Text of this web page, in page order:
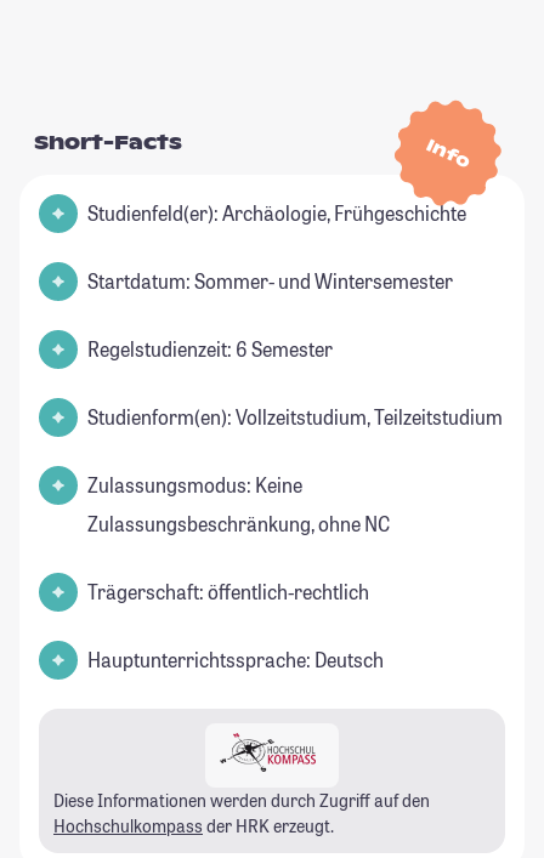
Info
Short-Facts
Studienfeld(er): Archäologie, Frühgeschichte
Startdatum: Sommer- und Wintersemester
Regelstudienzeit: 6 Semester
Studienform(en): Vollzeitstudium, Teilzeitstudium
Zulassungsmodus: Keine
Zulassungsbeschränkung, ohne NC
Trägerschaft: öffentlich-rechtlich
Hauptunterrichtssprache: Deutsch
Diese Informationen werden durch Zugriff auf den
Hochschulkompass der HRK erzeugt.